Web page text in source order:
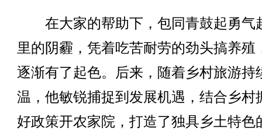
在大家的帮助下，包同青鼓起勇气
里的阴霾，凭着吃苦耐劳的劲头搞养殖
逐渐有了起色。后来，随着乡村旅游持
温，他敏锐捕捉到发展机遇，结合乡村
好政策开农家院，打造了独具乡土特色